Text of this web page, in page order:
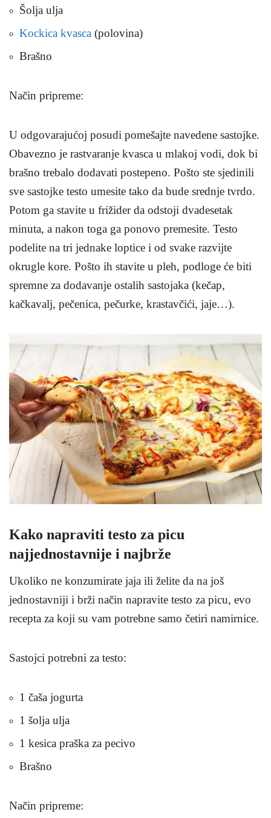
Šolja ulja
Kockica kvasca (polovina)
Brašno
Način pripreme:
U odgovarajućoj posudi pomešajte navedene sastojke.
Obavezno je rastvaranje kvasca u mlakoj vodi, dok bi
brašno trebalo dodavati postepeno. Pošto ste sjedinili
sve sastojke testo umesite tako da bude srednje tvrdo.
Potom ga stavite u frižider da odstoji dvadesetak
minuta, a nakon toga ga ponovo premesite. Testo
podelite na tri jednake loptice i od svake razvijte
okrugle kore. Pošto ih stavite u pleh, podloge će biti
spremne za dodavanje ostalih sastojaka (kečap,
kačkavalj, pečenica, pečurke, krastavčići, jaje…).
Kako napraviti testo za picu
najjednostavnije i najbrže
Ukoliko ne konzumirate jaja ili želite da na još
jednostavniji i brži način napravite testo za picu, evo
recepta za koji su vam potrebne samo četiri namirnice.
Sastojci potrebni za testo:
1 čaša jogurta
1 šolja ulja
1 kesica praška za pecivo
Brašno
Način pripreme: